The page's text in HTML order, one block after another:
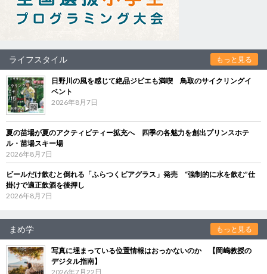
ライフスタイル もっと見る
日野川の風を感じて絶品ジビエも満喫 鳥取のサイクリングイ
ベント
2026年8月7日
夏の苗場が夏のアクティビティー拡充へ 四季の各魅力を創出プリンスホテ
ル・苗場スキー場
2026年8月7日
ビールだけ飲むと倒れる「ふらつくビアグラス」発売 “強制的に水を飲む”仕
掛けで適正飲酒を後押し
2026年8月7日
まめ学 もっと見る
写真に埋まっている位置情報はおっかないのか 【岡嶋教授の
デジタル指南】
2026年7月22日